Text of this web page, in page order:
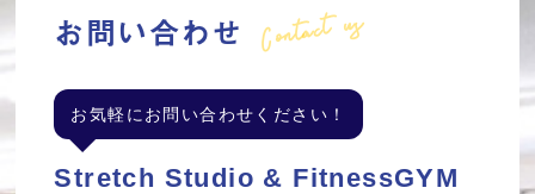
お問い合わせ Contact us
お気軽にお問い合わせください！
Stretch Studio & FitnessGYM